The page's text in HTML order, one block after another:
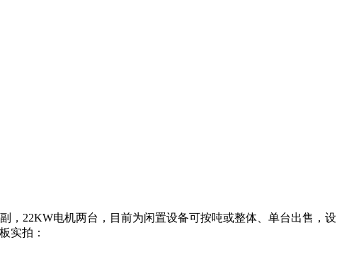
，22KW电机两台，目前为闲置设备可按吨或整体、单台出售，设
实拍：